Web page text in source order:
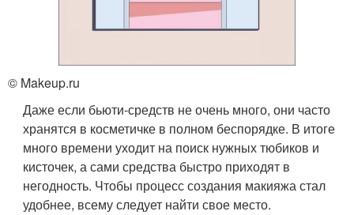
© Makeup.ru
Даже если бьюти-средств не очень много, они часто
хранятся в косметичке в полном беспорядке. В итоге
много времени уходит на поиск нужных тюбиков и
кисточек, а сами средства быстро приходят в
негодность. Чтобы процесс создания макияжа стал
удобнее, всему следует найти свое место.